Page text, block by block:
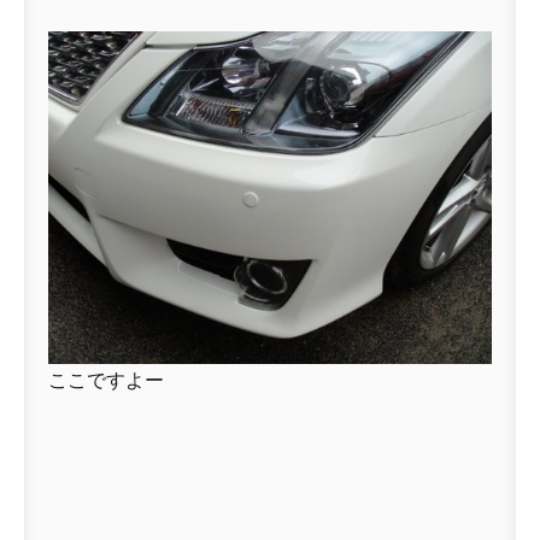
ここですよー